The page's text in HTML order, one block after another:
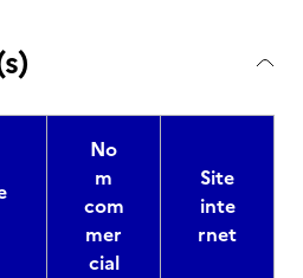
No
m
com
mer
cial
Site
inte
rnet